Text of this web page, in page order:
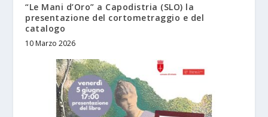
“Le Mani d’Oro” a Capodistria (SLO) la
presentazione del cortometraggio e del
catalogo
10 Marzo 2026